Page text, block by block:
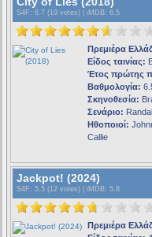
S4F : 6.7 (19 votes) | iMDB: 6.5
Πρεμιέρα
Είδος ταινίας:
Έτος πρώτης
Βαθμολογία:
Σκηνοθεσία:
Σενάριο:
Ηθοποιοί:
Callie
Jackpot! (2024)
S4F : 5.5 (12 votes) | iMDB: 5.8
Πρεμιέρα